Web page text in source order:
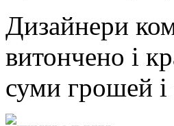
Дизайнери
витончено і
суми грошей і